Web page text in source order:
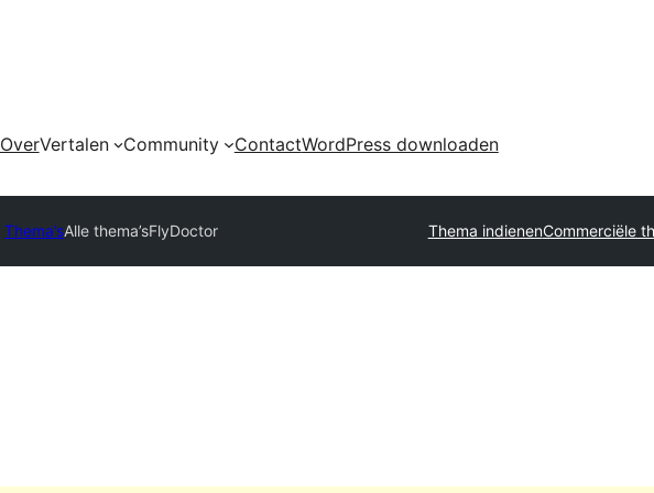
OverVertalen Community ContactWordPress downloaden
Thema’sAlle thema’sFlyDoctor Thema indienenCommerciële